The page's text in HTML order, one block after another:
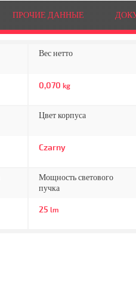
ПРОЧИЕ ДАННЫЕ
Вес нетто
0,070 kg
Цвет корпуса
Czarny
Мощность светового
пучка
25 lm